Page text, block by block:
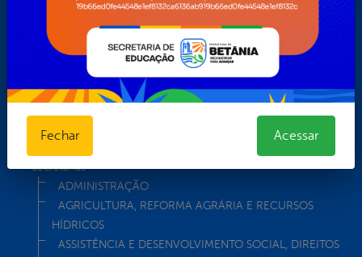
Plano Nacional Aldir Blanc – PNAB
Servidor
Teclas de Acessibilidades
Telefones Úteis
Telefones Úteis
Turismo
Secretarias
ADMINISTRAÇÃO
AGRICULTURA, REFORMA AGRÁRIA E RECURSOS
HÍDRICOS
ASSISTÊNCIA E DESENVOLVIMENTO SOCIAL, DIREITOS
Fechar Acessar